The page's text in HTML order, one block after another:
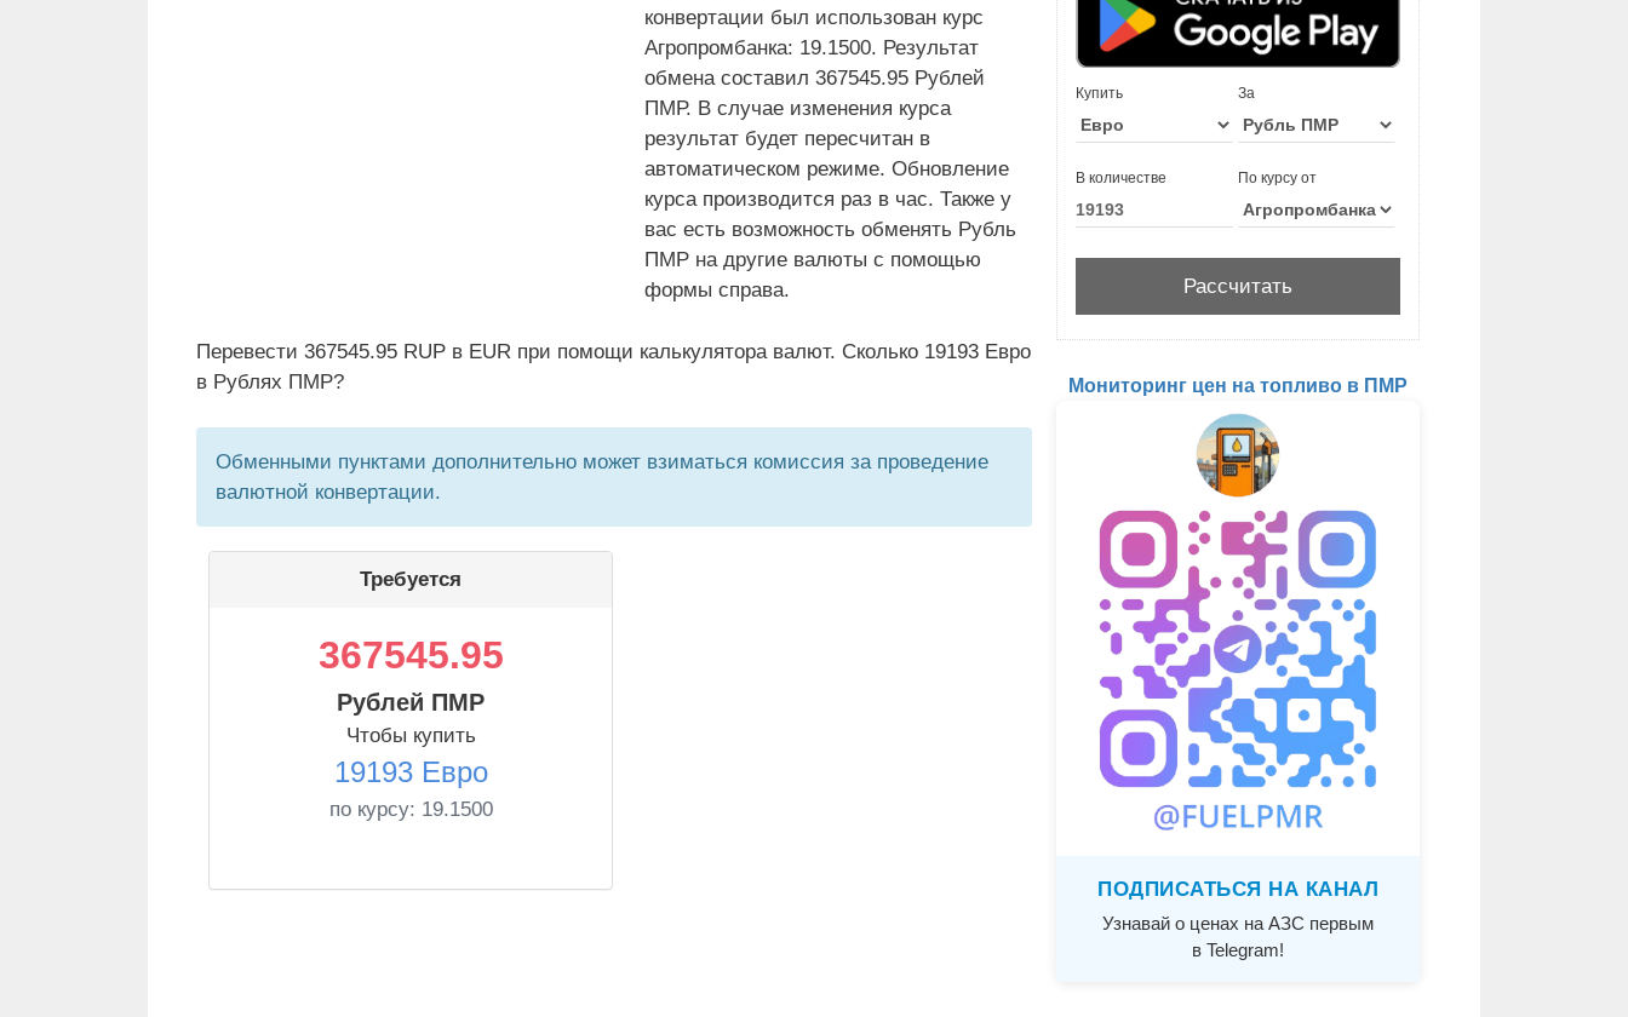
конвертации был использован курс
Агропромбанка: 19.1500. Результат
обмена составил 367545.95 Рублей
ПМР. В случае изменения курса
результат будет пересчитан в
автоматическом режиме. Обновление
курса производится раз в час. Также у
вас есть возможность обменять Рубль
ПМР на другие валюты с помощью
формы справа.
Перевести 367545.95 RUP в EUR при помощи калькулятора валют. Сколько 19193 Евро
в Рублях ПМР?
Обменными пунктами дополнительно может взиматься комиссия за проведение
валютной конвертации.
Требуется
367545.95
Рублей ПМР
Чтобы купить
19193 Евро
по курсу: 19.1500
Купить За
В количестве По курсу от
Мониторинг цен на топливо в ПМР
ПОДПИСАТЬСЯ НА КАНАЛ
Узнавай о ценах на АЗС первым
в Telegram!